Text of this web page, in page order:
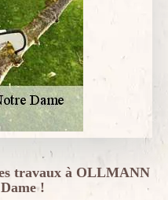
travaux à OLLMANN
!